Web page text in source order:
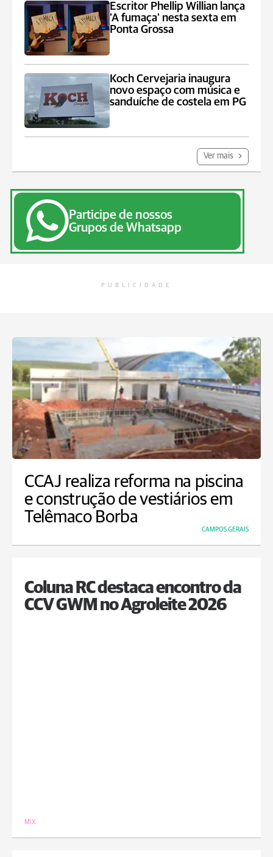
Escritor Phellip Willian lança
'A fumaça' nesta sexta em
Ponta Grossa
Koch Cervejaria inaugura
novo espaço com música e
sanduíche de costela em PG
Ver mais
Participe de nossos
Grupos de Whatsapp
PUBLICIDADE
CCAJ realiza reforma na piscina
e construção de vestiários em
Telêmaco Borba
CAMPOS GERAIS
Coluna RC destaca encontro da
CCV GWM no Agroleite 2026
MIX